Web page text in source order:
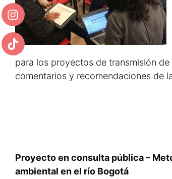
para los proyectos de transmisión
comentarios y recomendaciones de
Proyecto en consulta pública –
ambiental en el río Bogotá